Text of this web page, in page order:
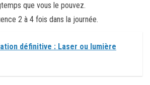
que vous le pouvez.
2 à 4 fois dans la journée.
définitive : Laser ou lumière